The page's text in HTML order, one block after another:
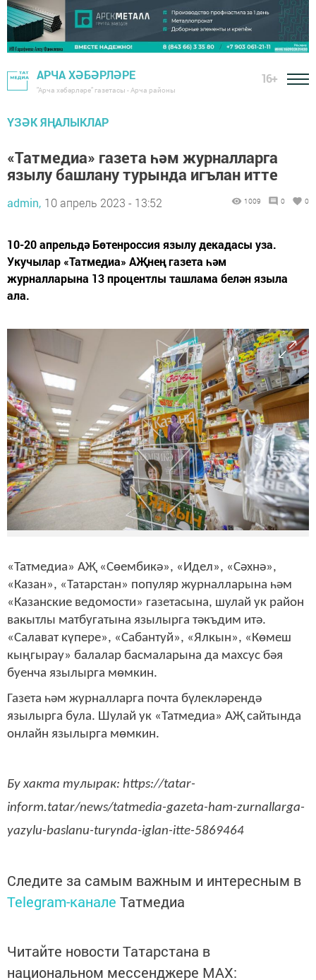
АРЧА ХӘБӘРЛӘРЕ
"Арча хәбәрләре" газетасы - Арча районы
16+
ҮЗӘК ЯҢАЛЫКЛАР
«Татмедиа» газета һәм журналларга
язылу башлану турында игълан итте
admin, 10 апрель 2023 - 13:52 1009 0 0
10-20 апрельдә Бөтенроссия язылу декадасы уза.
Укучылар «Татмедиа» АҖнең газета һәм
журналларына 13 процентлы ташлама белән языла
ала.
«Татмедиа» АҖ «Сөембикә», «Идел», «Сәхнә»,
«Казан», «Татарстан» популяр журналларына һәм
«Казанские ведомости» газетасына, шулай ук район
вакытлы матбугатына язылырга тәкъдим итә.
«Салават күпере», «Сабантуй», «Ялкын», «Көмеш
кыңгырау» балалар басмаларына да махсус бәя
буенча язылырга мөмкин.
Газета һәм журналларга почта бүлекләрендә
язылырга була. Шулай ук «Татмедиа» АҖ сайтында
онлайн язылырга мөмкин.
Бу хакта тулырак: https://tatar-
inform.tatar/news/tatmedia-gazeta-ham-zurnallarga-
yazylu-baslanu-turynda-iglan-itte-5869464
Следите за самым важным и интересным в
Telegram-канале Татмедиа
Читайте новости Татарстана в
национальном мессенджере MАХ: